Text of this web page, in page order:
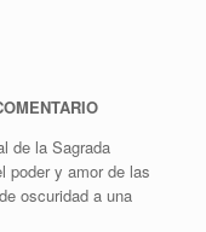
de la Sagrada
poder y amor de las
oscuridad a una